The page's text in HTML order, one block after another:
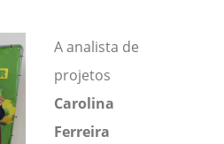
A analista de
projetos
Carolina
Ferreira